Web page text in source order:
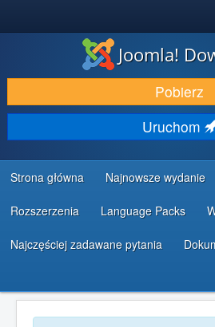
DODATKI I ROZSZERZENIA
ODKRYJ & POZNAJ
SPOŁECZNOŚĆ & WSPARCIE
ZASOBY DLA PROGRAMISTÓW
Joomla!
Pobierz
Uruchom
Strona główna Najnowsze wydanie
Rozszerzenia Language Packs
Najczęściej zadawane pytania